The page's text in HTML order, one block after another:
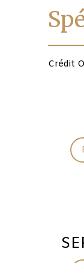
Crédit